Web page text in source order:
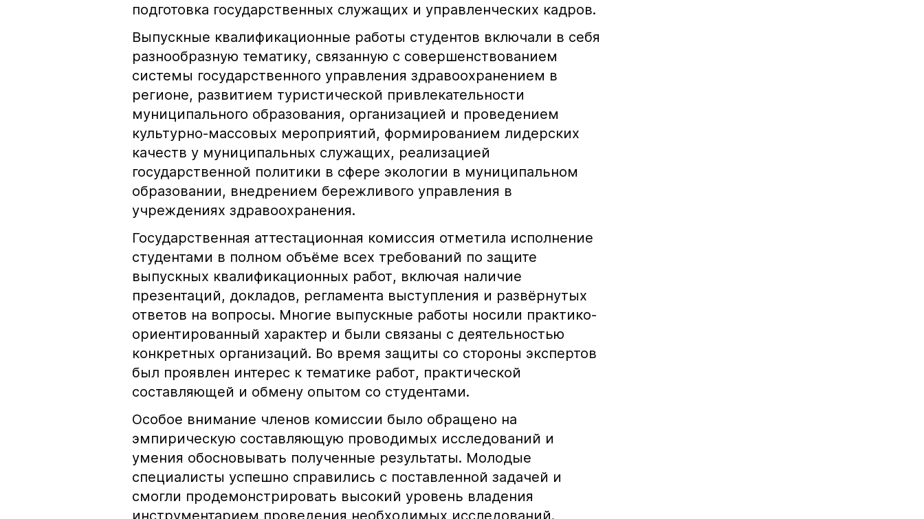
подготовка государственных служащих и управленческих кадров.
Выпускные квалификационные работы студентов включали в себя
разнообразную тематику, связанную с совершенствованием
системы государственного управления здравоохранением в
регионе, развитием туристической привлекательности
муниципального образования, организацией и проведением
культурно-массовых мероприятий, формированием лидерских
качеств у муниципальных служащих, реализацией
государственной политики в сфере экологии в муниципальном
образовании, внедрением бережливого управления в
учреждениях здравоохранения.
Государственная аттестационная комиссия отметила исполнение
студентами в полном объёме всех требований по защите
выпускных квалификационных работ, включая наличие
презентаций, докладов, регламента выступления и развёрнутых
ответов на вопросы. Многие выпускные работы носили практико-
ориентированный характер и были связаны с деятельностью
конкретных организаций. Во время защиты со стороны экспертов
был проявлен интерес к тематике работ, практической
составляющей и обмену опытом со студентами.
Особое внимание членов комиссии было обращено на
эмпирическую составляющую проводимых исследований и
умения обосновывать полученные результаты. Молодые
специалисты успешно справились с поставленной задачей и
смогли продемонстрировать высокий уровень владения
инструментарием проведения необходимых исследований.